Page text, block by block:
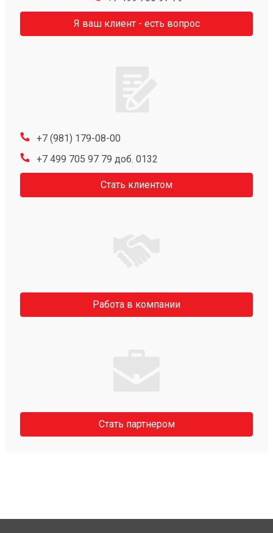
Я ваш клиент - есть вопрос
+7 (981) 179-08-00
+7 499 705 97 79 доб. 0132
Стать клиентом
Работа в компании
Стать партнером